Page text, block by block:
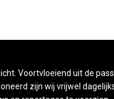
Voortvloeiend uit de
zijn wij vrijwel